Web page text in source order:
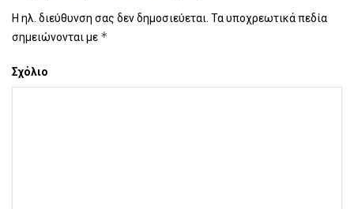
Η ηλ. διεύθυνση σας δεν δημοσιεύεται. Τα υποχρεωτικά πεδία
σημειώνονται με *
Σχόλιο